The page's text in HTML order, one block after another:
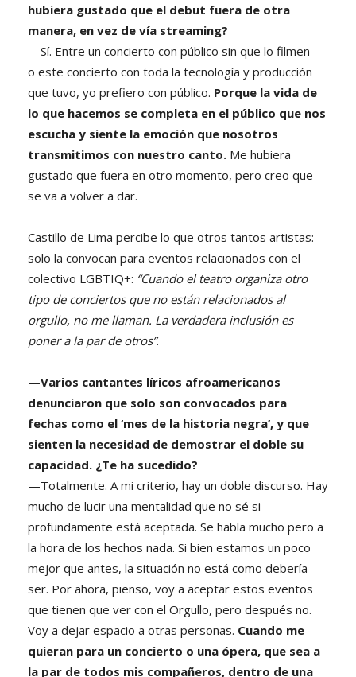
hubiera gustado que el debut fuera de otra
manera, en vez de vía streaming?
—Sí. Entre un concierto con público sin que lo filmen
o este concierto con toda la tecnología y producción
que tuvo, yo prefiero con público. Porque la vida de
lo que hacemos se completa en el público que nos
escucha y siente la emoción que nosotros
transmitimos con nuestro canto. Me hubiera
gustado que fuera en otro momento, pero creo que
se va a volver a dar.
Castillo de Lima percibe lo que otros tantos artistas:
solo la convocan para eventos relacionados con el
colectivo LGBTIQ+: “Cuando el teatro organiza otro
tipo de conciertos que no están relacionados al
orgullo, no me llaman. La verdadera inclusión es
poner a la par de otros”.
—Varios cantantes líricos afroamericanos
denunciaron que solo son convocados para
fechas como el ‘mes de la historia negra’, y que
sienten la necesidad de demostrar el doble su
capacidad. ¿Te ha sucedido?
—Totalmente. A mi criterio, hay un doble discurso. Hay
mucho de lucir una mentalidad que no sé si
profundamente está aceptada. Se habla mucho pero a
la hora de los hechos nada. Si bien estamos un poco
mejor que antes, la situación no está como debería
ser. Por ahora, pienso, voy a aceptar estos eventos
que tienen que ver con el Orgullo, pero después no.
Voy a dejar espacio a otras personas. Cuando me
quieran para un concierto o una ópera, que sea a
la par de todos mis compañeros, dentro de una